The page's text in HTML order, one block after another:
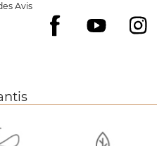
Facebook
YouTube
Avis